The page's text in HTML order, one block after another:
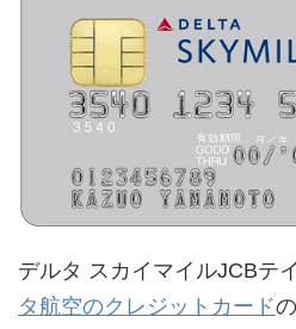
デルタ スカイマイルJCBテ
タ航空のクレジットカード